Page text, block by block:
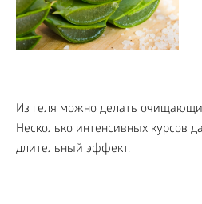
Из геля можно делать
Несколько интенсивных курсов
длительный эффект.